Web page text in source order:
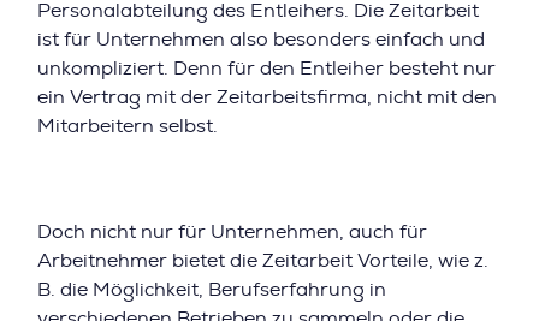
Personalabteilung des Entleihers. Die Zeitarbeit
ist für Unternehmen also besonders einfach und
unkompliziert. Denn für den Entleiher besteht nur
ein Vertrag mit der Zeitarbeitsfirma, nicht mit den
Mitarbeitern selbst.
Doch nicht nur für Unternehmen, auch für
Arbeitnehmer bietet die Zeitarbeit Vorteile, wie z.
B. die Möglichkeit, Berufserfahrung in